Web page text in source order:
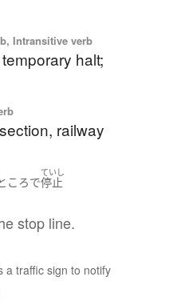
Intransitive verb
halt;
railway
ころで
ていし
停止
stop line.
a traffic sign to notify